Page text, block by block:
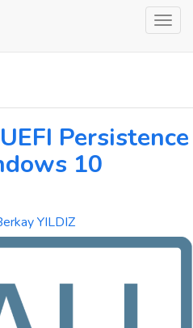
Persistence
10
YILDIZ